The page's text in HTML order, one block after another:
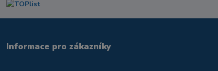
Informace pro zákazníky